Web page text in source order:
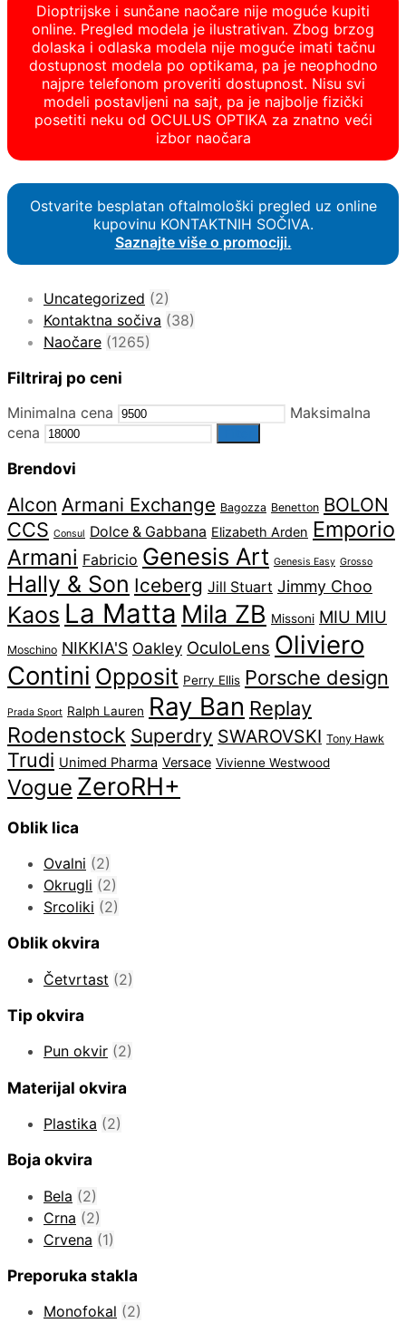
Dioptrijske i sunčane naočare nije moguće kupiti
online. Pregled modela je ilustrativan. Zbog brzog
dolaska i odlaska modela nije moguće imati tačnu
dostupnost modela po optikama, pa je neophodno
najpre telefonom proveriti dostupnost. Nisu svi
modeli postavljeni na sajt, pa je najbolje fizički
posetiti neku od OCULUS OPTIKA za znatno veći
izbor naočara
Ostvarite besplatan oftalmološki pregled uz online
kupovinu KONTAKTNIH SOČIVA.
Saznajte više o promociji.
Uncategorized (2)
Kontaktna sočiva (38)
Naočare (1265)
Filtriraj po ceni
Minimalna cena
Maksimalna
cena
Brendovi
Alcon Armani Exchange Bagozza Benetton BOLON
CCS Consul Dolce & Gabbana Elizabeth Arden Emporio
Armani Fabricio Genesis Art Genesis Easy Grosso
Hally & Son Iceberg Jill Stuart Jimmy Choo
Kaos La Matta Mila ZB Missoni MIU MIU
Moschino NIKKIA'S Oakley OculoLens Oliviero
Contini Opposit Perry Ellis Porsche design
Prada Sport Ralph Lauren Ray Ban Replay
Rodenstock Superdry SWAROVSKI Tony Hawk
Trudi Unimed Pharma Versace Vivienne Westwood
Vogue ZeroRH+
Oblik lica
Ovalni (2)
Okrugli (2)
Srcoliki (2)
Oblik okvira
Četvrtast (2)
Tip okvira
Pun okvir (2)
Materijal okvira
Plastika (2)
Boja okvira
Bela (2)
Crna (2)
Crvena (1)
Preporuka stakla
Monofokal (2)